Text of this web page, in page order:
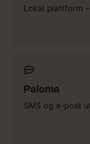
Lokal plattform
Paloma
SMS og e-post